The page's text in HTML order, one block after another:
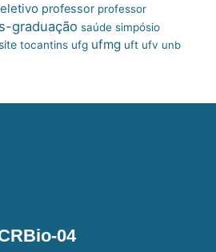
professor professor
graduação saúde simpósio
site tocantins ufg ufmg uft ufv unb
04